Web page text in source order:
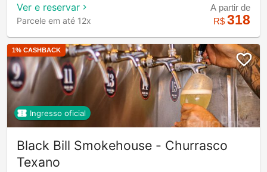
Ver e reservar
Parcele em até 12x
A partir de
R$ 318
1% CASHBACK
Ingresso oficial
Black Bill Smokehouse - Churrasco
Texano